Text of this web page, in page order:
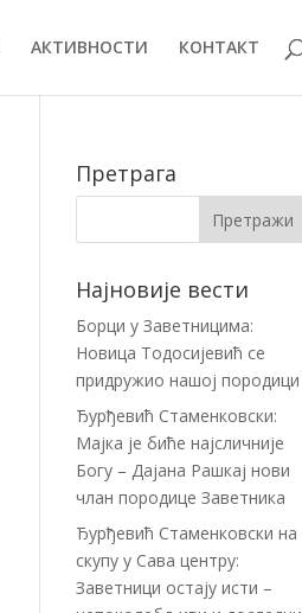
АКТИВНОСТИ КОНТАКТ
Претрага
Најновије вести
Борци у Заветницима:
Новица Тодосијевић се
придружио нашој породици
Ђурђевић Стаменковски:
Мајка је биће најсличније
Богу – Дајана Рашкај нови
члан породице Заветника
Ђурђевић Стаменковски на
скупу у Сава центру:
Заветници остају исти –